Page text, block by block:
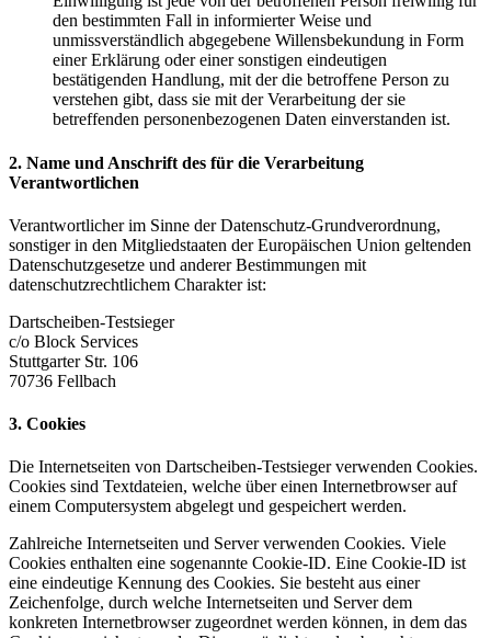
den bestimmten Fall in informierter Weise und
unmissverständlich abgegebene Willensbekundung in Form
einer Erklärung oder einer sonstigen eindeutigen
bestätigenden Handlung, mit der die betroffene Person zu
verstehen gibt, dass sie mit der Verarbeitung der sie
betreffenden personenbezogenen Daten einverstanden ist.
2. Name und Anschrift des für die Verarbeitung
Verantwortlichen
Verantwortlicher im Sinne der Datenschutz-Grundverordnung,
sonstiger in den Mitgliedstaaten der Europäischen Union geltenden
Datenschutzgesetze und anderer Bestimmungen mit
datenschutzrechtlichem Charakter ist:
Dartscheiben-Testsieger
c/o Block Services
Stuttgarter Str. 106
70736 Fellbach
3. Cookies
Die Internetseiten von Dartscheiben-Testsieger verwenden Cookies.
Cookies sind Textdateien, welche über einen Internetbrowser auf
einem Computersystem abgelegt und gespeichert werden.
Zahlreiche Internetseiten und Server verwenden Cookies. Viele
Cookies enthalten eine sogenannte Cookie-ID. Eine Cookie-ID ist
eine eindeutige Kennung des Cookies. Sie besteht aus einer
Zeichenfolge, durch welche Internetseiten und Server dem
konkreten Internetbrowser zugeordnet werden können, in dem das